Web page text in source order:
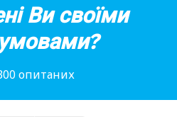
Ви своїми
опитаних